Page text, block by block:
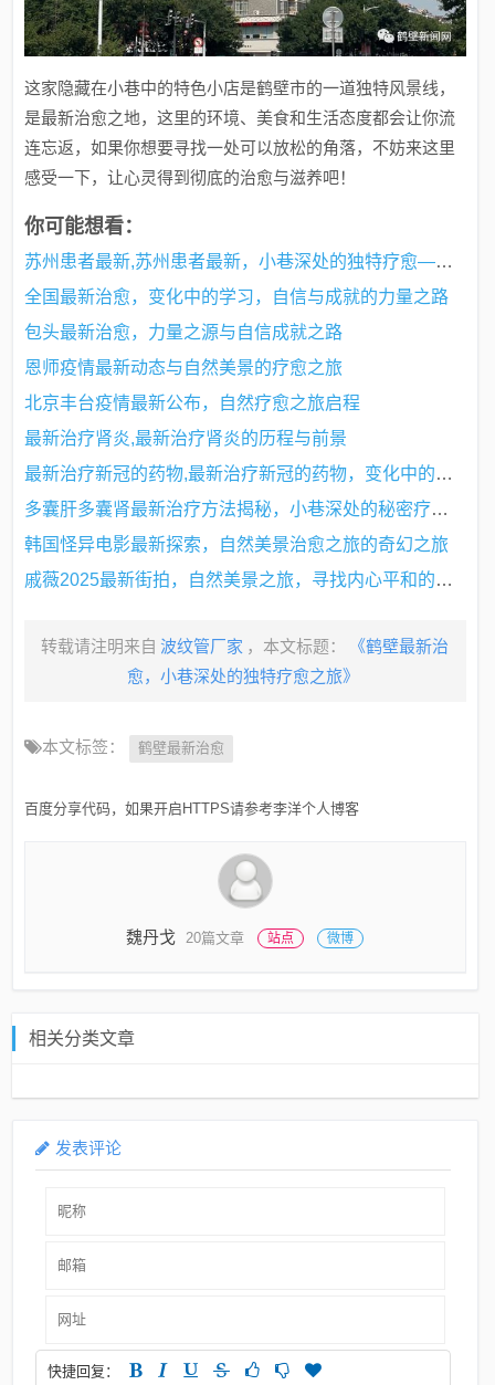
这家隐藏在小巷中的特色小店是鹤壁市的一道独特风景线，
是最新治愈之地，这里的环境、美食和生活态度都会让你流
连忘返，如果你想要寻找一处可以放松的角落，不妨来这里
感受一下，让心灵得到彻底的治愈与滋养吧！
你可能想看：
苏州患者最新,苏州患者最新，小巷深处的独特疗愈——一家隐藏在小巷中的特色小店
全国最新治愈，变化中的学习，自信与成就的力量之路
包头最新治愈，力量之源与自信成就之路
恩师疫情最新动态与自然美景的疗愈之旅
北京丰台疫情最新公布，自然疗愈之旅启程
最新治疗肾炎,最新治疗肾炎的历程与前景
最新治疗新冠的药物,最新治疗新冠的药物，变化中的希望与力量的源泉
多囊肝多囊肾最新治疗方法揭秘，小巷深处的秘密疗法探索
韩国怪异电影最新探索，自然美景治愈之旅的奇幻之旅
戚薇2025最新街拍，自然美景之旅，寻找内心平和的治愈之旅
转载请注明来自 波纹管厂家 ，本文标题：
《鹤壁最新治
愈，小巷深处的独特疗愈之旅》
本文标签： 鹤壁最新治愈
百度分享代码，如果开启HTTPS请参考李洋个人博客
魏丹戈 20篇文章 站点 微博
相关分类文章
发表评论
快捷回复：